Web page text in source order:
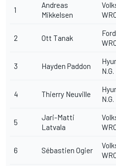
1
Andreas
Mikkelsen
2 Ott Tanak
3 Hayden Paddon
N.G.
4 Thierry Neuville
N.G.
5
Jari-Matti
Latvala
6 Sébastien Ogier